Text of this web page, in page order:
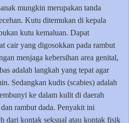
mungkin merupakan tanda
Kutu ditemukan di kepala
kutu kemaluan. Dapat
cair yang digosokkan pada rambut
menjaga kebersihan area genital,
adalah langkah yang tepat agar
Sedangkan kudis (scabies) adalah
ke dalam kulit di daerah
rambut dada. Penyakit ini
dari kontak seksual atau kontak fisik